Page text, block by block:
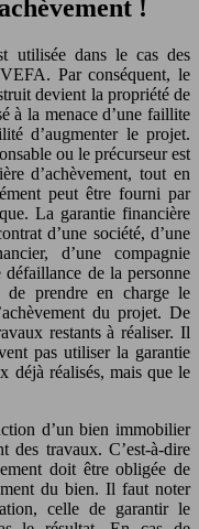
!
utilisée dans le cas des
Par conséquent, le
devient la propriété de
à la menace d’une faillite
d’augmenter le projet.
ou le précurseur est
d’achèvement, tout en
peut être fourni par
La garantie financière
d’une société, d’une
d’une compagnie
défaillance de la personne
de prendre en charge le
du projet. De
restants à réaliser. Il
pas utiliser la garantie
déjà réalisés, mais que le
d’un bien immobilier
des travaux. C’est-à-dire
doit être obligée de
du bien. Il faut noter
celle de garantir le